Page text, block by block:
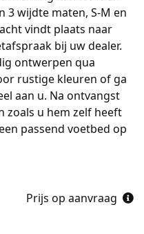
3 wijdte maten, S-M en
vindt plaats naar
bij uw dealer.
ontwerpen qua
rustige kleuren of ga
aan u. Na ontvangst
zoals u hem zelf heeft
passend voetbed op
Prijs op aanvraag